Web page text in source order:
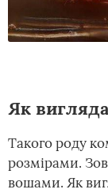
Як
Такого роду
розмірами.
вошами. Як